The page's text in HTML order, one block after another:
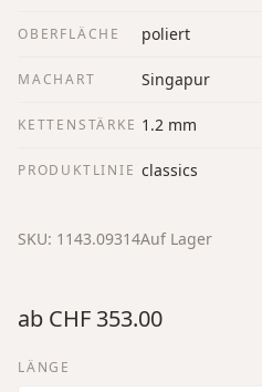
OBERFLÄCHE poliert
MACHART Singapur
KETTENSTÄRKE 1.2 mm
PRODUKTLINIE classics
SKU: 1143.09314Auf Lager
ab CHF 353.00
LÄNGE